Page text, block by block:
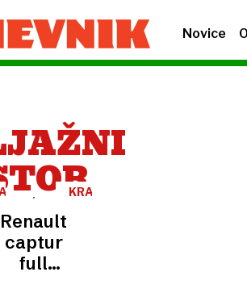
Novice
KRATKI
Renault
captur
full